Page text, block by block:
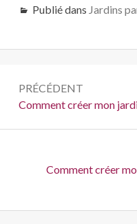
Publié dans Jardins
Navigation
de
l’article
PRÉCÉDENT
Précédent :
Comment créer mon
Suivant :
Comment créer